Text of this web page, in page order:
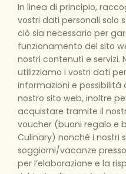
In linea di principio,
vostri dati personali solo
ciò sia necessario per
funzionamento del sito
nostri contenuti e servizi.
utilizziamo i vostri dati
informazioni e
nostro sito web, inoltre
acquistare tramite il
voucher (buoni regalo e
Culinary) nonché i nostri
soggiorni/vacanze
per l’elaborazione e la